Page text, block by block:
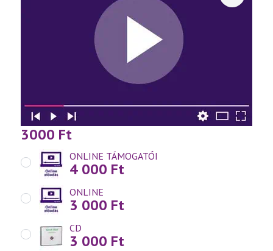
3000 Ft
ONLINE TÁMOGATÓI
4 000 Ft
ONLINE
3 000 Ft
CD
3 000 Ft